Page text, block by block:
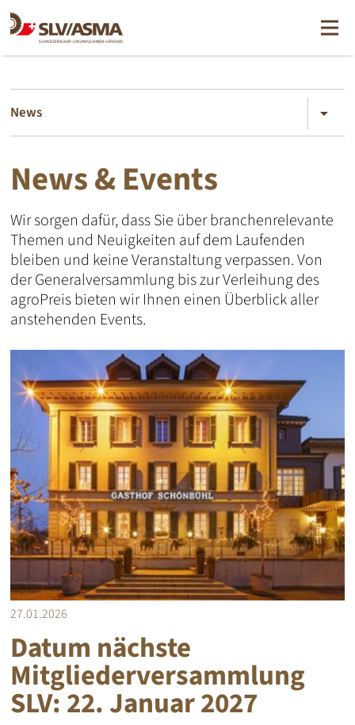
News arrow_drop_down
News & Events
Wir sorgen dafür, dass Sie über branchenrelevante
Themen und Neuigkeiten auf dem Laufenden
bleiben und keine Veranstaltung verpassen. Von
der Generalversammlung bis zur Verleihung des
agroPreis bieten wir Ihnen einen Überblick aller
anstehenden Events.
27.01.2026
Datum nächste
Mitgliederversammlung
SLV: 22. Januar 2027